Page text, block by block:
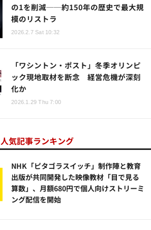
の1を削減──約150年の歴史で最大規
模のリストラ
2026.2.7 Sat 10:32
「ワシントン・ポスト」冬季オリンピ
ック現地取材を断念 経営危機が深刻
化か
2026.1.29 Thu 7:00
人気記事ランキング
NHK「ピタゴラスイッチ」制作陣と教育
出版が共同開発した映像教材「目で見る
算数」、月額680円で個人向けストリーミ
ング配信を開始